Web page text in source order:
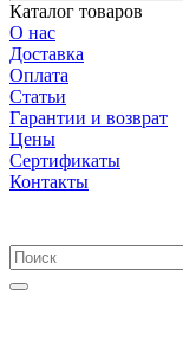
Каталог товаров
О нас
Доставка
Оплата
Cтатьи
Гарантии и возврат
Цены
Сертификаты
Контакты